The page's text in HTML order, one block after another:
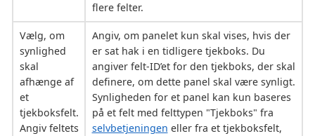
flere felter.
Vælg, om
synlighed
skal
afhænge af
et
tjekboksfelt.
Angiv feltets
Angiv, om panelet kun skal vises, hvis der
er sat hak i en tidligere tjekboks. Du
angiver felt-ID’et for den tjekboks, der skal
definere, om dette panel skal være synligt.
Synligheden for et panel kan kun baseres
på et felt med felttypen "Tjekboks" fra
selvbetjeningen eller fra et tjekboksfelt,